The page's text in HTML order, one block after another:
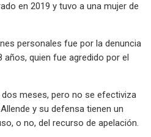
en 2019 y tuvo a una mujer de
personales fue por la denuncia
años, quien fue agredido por el
meses, pero no se efectiviza
y su defensa tienen un
o no, del recurso de apelación.